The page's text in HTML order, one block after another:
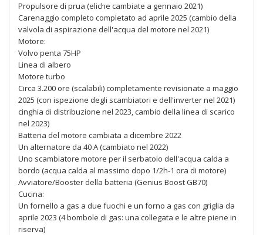
Propulsore di prua (eliche cambiate a gennaio 2021)
Carenaggio completo completato ad aprile 2025 (cambio della
valvola di aspirazione dell'acqua del motore nel 2021)
Motore:
Volvo penta 75HP
Linea di albero
Motore turbo
Circa 3.200 ore (scalabili) completamente revisionate a maggio
2025 (con ispezione degli scambiatori e dell'inverter nel 2021)
cinghia di distribuzione nel 2023, cambio della linea di scarico
nel 2023)
Batteria del motore cambiata a dicembre 2022
Un alternatore da 40 A (cambiato nel 2022)
Uno scambiatore motore per il serbatoio dell'acqua calda a
bordo (acqua calda al massimo dopo 1/2h-1 ora di motore)
Avviatore/Booster della batteria (Genius Boost GB70)
Cucina:
Un fornello a gas a due fuochi e un forno a gas con griglia da
aprile 2023 (4 bombole di gas: una collegata e le altre piene in
riserva)